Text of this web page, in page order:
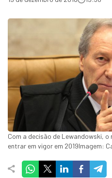
Com a decisão de Lewandowski,
entrar em vigor em 2019Imagem: